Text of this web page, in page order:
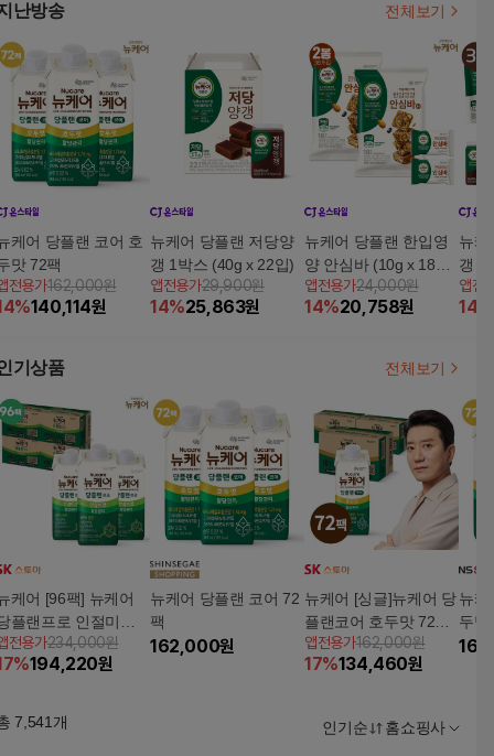
난방송 전체보기
케어 당플랜 코어 호
두맛 72팩
전용가162,000원
%140,114원
뉴케어 당플랜 저당양
갱 1박스 (40g x 22입)
앱전용가29,900원
14%25,863원
뉴케어 당플랜 한입영
양 안심바 (10g x 18입
x 2봉)
앱전용가24,000원
14%20,758원
뉴케
갱
앱전
14
기상품 전체보기
케어 [96팩] 뉴케어
플랜프로 인절미맛 4
전용가234,000원
%194,220원
뉴케어 당플랜 코어 72
팩
162,000원
뉴케어 [싱글]뉴케어 당
플랜코어 호두맛 72팩
(3BOX)
앱전용가162,000원
17%134,460원
뉴케
두맛
7,541 개 인기순 홈쇼핑사